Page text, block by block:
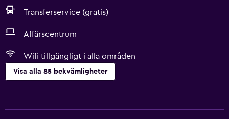
Transferservice (gratis)
Affärscentrum
Wifi tillgängligt i alla områden
Visa alla 85 bekvämligheter
Gratis WiFi